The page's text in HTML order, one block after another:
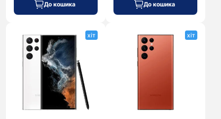
До кошика До кошика
хіт хіт